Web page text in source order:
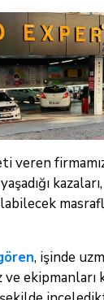
veren
, işinde
ekipmanları